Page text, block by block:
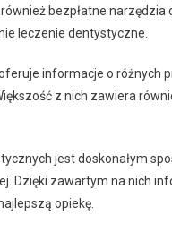
bezpłatne narzędzia
leczenie dentystyczne.
informacje o różnych
z nich zawiera
jest doskonałym
Dzięki zawartym na nich
opiekę.